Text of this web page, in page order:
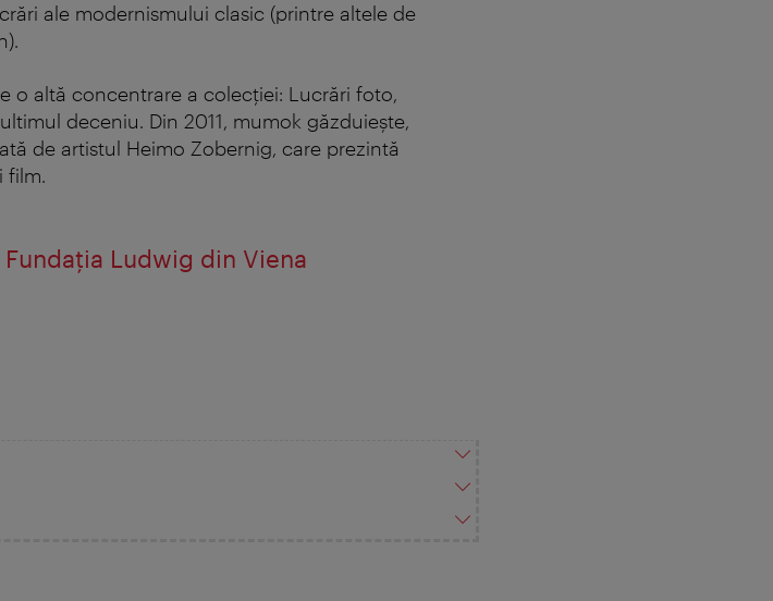
ale modernismului clasic (printre altele de
o altă concentrare a colecției: Lucrări foto,
deceniu. Din 2011, mumok găzduiește,
de artistul Heimo Zobernig, care prezintă
film.
Ludwig din Viena